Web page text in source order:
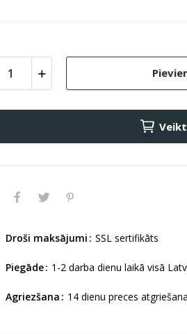
Droši maksājumi SSL sertifikāts
Piegāde 1-2 darba dienu laikā visā
Agriezšana 14 dienu preces